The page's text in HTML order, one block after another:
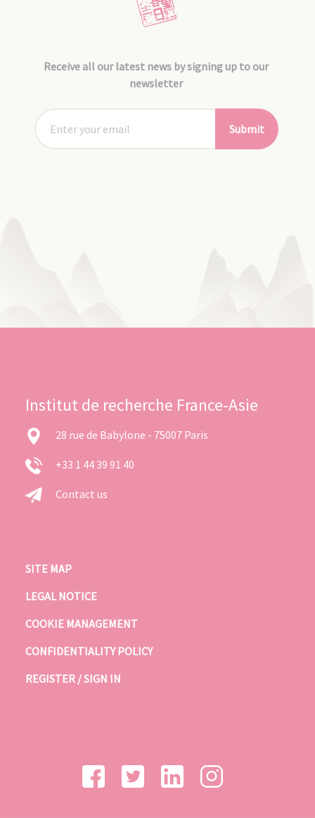
Receive all our latest news by signing up to our
newsletter
Submit
Institut de recherche France-Asie
28 rue de Babylone - 75007 Paris
+33 1 44 39 91 40
Contact us
SITE MAP
LEGAL NOTICE
COOKIE MANAGEMENT
CONFIDENTIALITY POLICY
REGISTER / SIGN IN